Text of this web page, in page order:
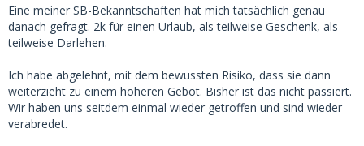
Eine meiner SB-Bekanntschaften hat mich tatsächlich genau
danach gefragt. 2k für einen Urlaub, als teilweise Geschenk, als
teilweise Darlehen.
Ich habe abgelehnt, mit dem bewussten Risiko, dass sie dann
weiterzieht zu einem höheren Gebot. Bisher ist das nicht passiert.
Wir haben uns seitdem einmal wieder getroffen und sind wieder
verabredet.